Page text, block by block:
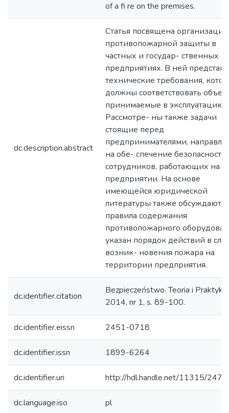
of a fi re on the premises.
dc.description.abstract
Статья посвящена организации
противопожарной защиты в
частных и государ- ственных
предприятиях. В ней
технические требования,
должны соответствовать
принимаемые в эксплуатацию.
Рассмотре- ны также задачи
стоящие перед
предпринимателями,
на обе- спечение безопасности
сотрудников, работающих на
предприятии. На основе
имеющейся юридической
литературы также обсуждаются
правила содержания
противопожарного
указан порядок действий в
возник- новения пожара на
территории предприятия.
dc.identifier.citation
Bezpieczeństwo. Teoria i Praktyka
2014, nr 1, s. 89-100.
dc.identifier.eissn 2451-0718
dc.identifier.issn 1899-6264
dc.identifier.uri http://hdl.handle.net/11315/
dc.language.iso pl